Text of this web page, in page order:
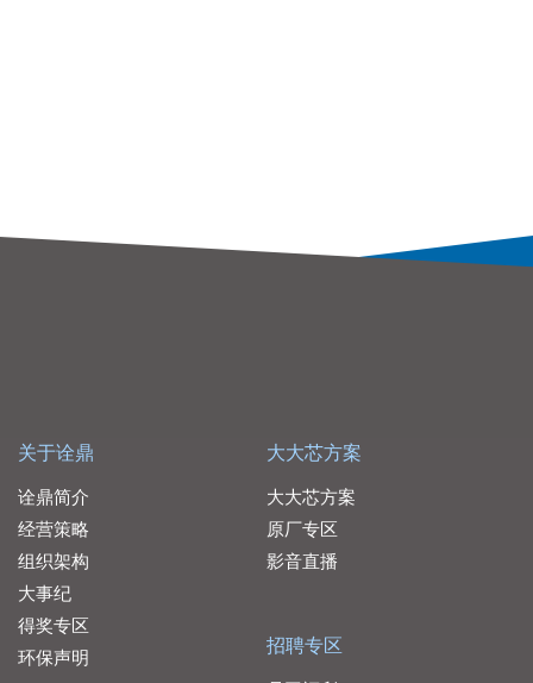
关于诠鼎
诠鼎简介
经营策略
组织架构
大事纪
得奖专区
环保声明
大大芯方案
大大芯方案
原厂专区
影音直播
招聘专区